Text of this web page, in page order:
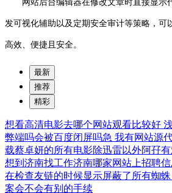
网站后台编辑器在修改文章时直接显示代
发可视化辅助以及定期安全审计等策略，
高效、便捷且安全。
最新
推荐
精彩
想看高清电影去哪个网站观看比较好
弊端吗会被百度闭屏吗急 我有网站源
载蔡卓妍的所有电影除迅雷以外阿孖
想到济南找工作济南哪家网站上招聘
在检查友链的时候显示屏蔽了所有蜘蛛
案会不会有别的手续